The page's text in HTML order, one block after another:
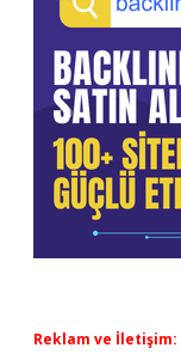
Reklam ve İletişim: